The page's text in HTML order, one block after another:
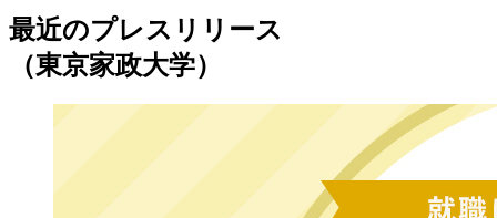
最近のプレスリリース
（東京家政大学）